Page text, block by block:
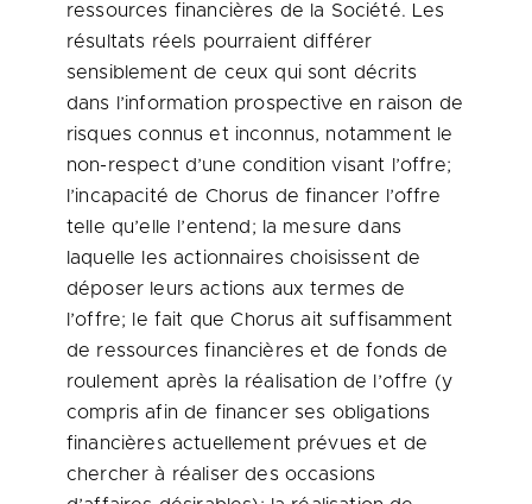
ressources financières de la Société. Les
résultats réels pourraient différer
sensiblement de ceux qui sont décrits
dans l’information prospective en raison de
risques connus et inconnus, notamment le
non-respect d’une condition visant l’offre;
l’incapacité de Chorus de financer l’offre
telle qu’elle l’entend; la mesure dans
laquelle les actionnaires choisissent de
déposer leurs actions aux termes de
l’offre; le fait que Chorus ait suffisamment
de ressources financières et de fonds de
roulement après la réalisation de l’offre (y
compris afin de financer ses obligations
financières actuellement prévues et de
chercher à réaliser des occasions